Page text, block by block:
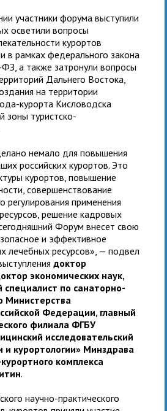
участники форума выступили
осветили вопросы
курортов
в рамках федерального закона
а также затронули вопросы
Дальнего Востока,
на территории
курорта Кисловодска
зоны туристско-
немало для повышения
российских курортов. Это
курортов, повышение
совершенствование
регулирования применения
решение кадровых
Форум внесет свою
и эффективное
лечебных ресурсов», — подвел
доктор
экономических наук,
по санаторно-
Министерства
Федерации, главный
филиала ФГБУ
исследовательский
курортологии» Минздрава
комплекса
.
научно-практического